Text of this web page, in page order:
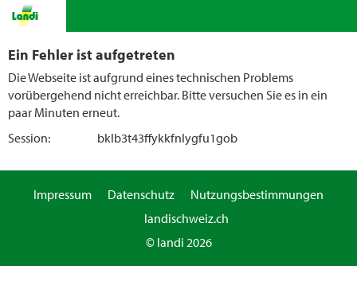
Ein Fehler ist aufgetreten
Die Webseite ist aufgrund eines technischen Problems
vorübergehend nicht erreichbar. Bitte versuchen Sie es in ein
paar Minuten erneut.
Session:
bklb3t43ffykkfnlygfu1gob
Impressum Datenschutz
Nutzungsbestimmungen
landischweiz.ch
© landi 2026